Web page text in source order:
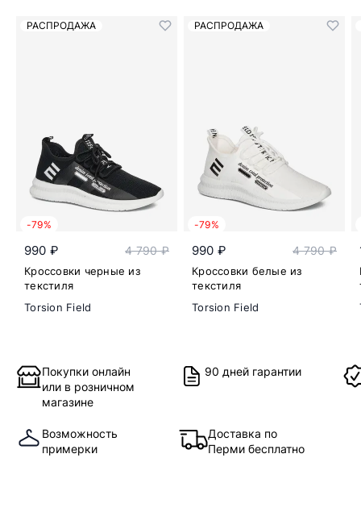
РАСПРОДАЖА
-79%
990 ₽ 4 790 ₽
Кроссовки черные из
текстиля
Torsion Field
РАСПРОДАЖА
-79%
990 ₽ 4 790 ₽
Кроссовки белые из
текстиля
Torsion Field
Покупки онлайн
или в розничном
магазине
90 дней гарантии
Возможность
примерки
Доставка по
Перми бесплатно